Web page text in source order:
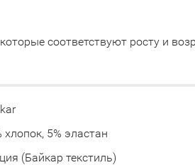
соответствуют росту и
хлопок, 5% эластан
(Байкар текстиль)